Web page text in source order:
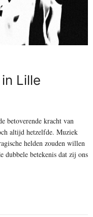
Lille
betoverende kracht van
altijd hetzelfde. Muziek
helden zouden willen
dubbele betekenis dat zij ons